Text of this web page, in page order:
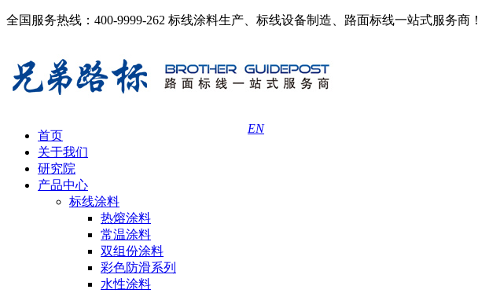
全国服务热线：400-9999-262 标线涂料生产、标线设备制造、路面标线一站式服务商！
首页
关于我们
研究院
产品中心
标线涂料
热熔涂料
常温涂料
双组份涂料
彩色防滑系列
水性涂料
EN